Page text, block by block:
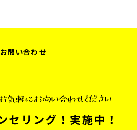
お問い合わせ